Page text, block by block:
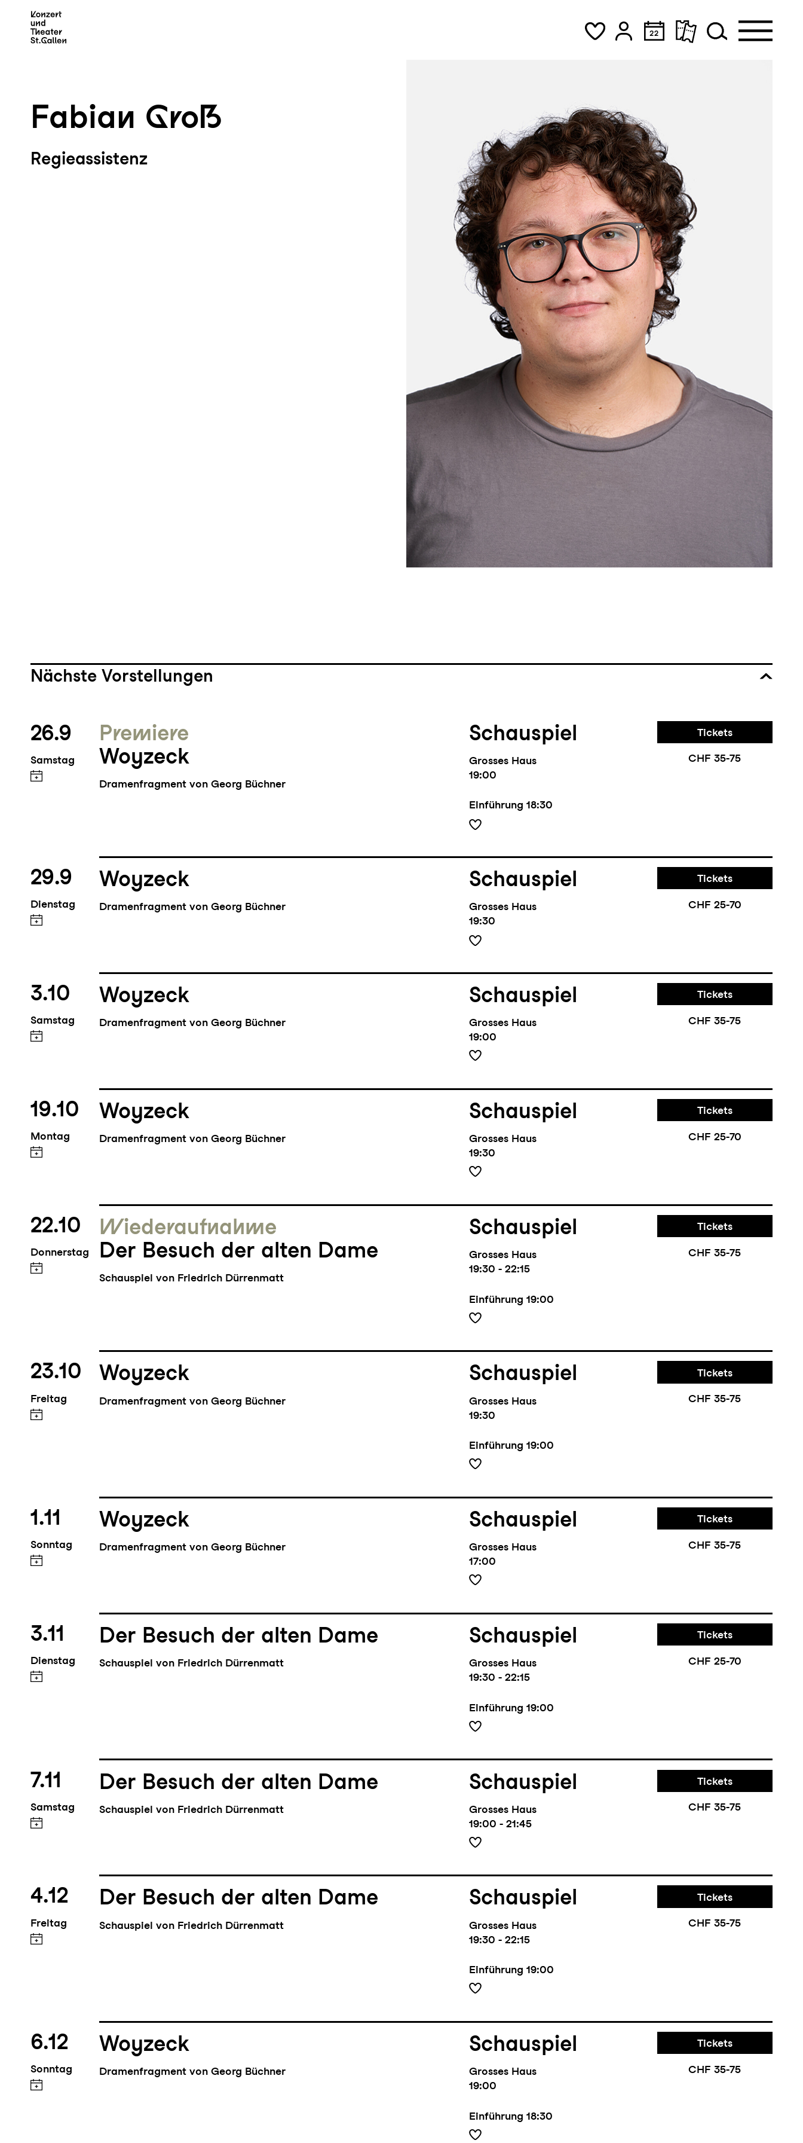
Fabian Groß
Regieassistenz
Nächste Vorstellungen
26.9
Samstag
Premiere
Woyzeck
Dramenfragment von Georg Büchner
Schauspiel
Grosses Haus
19:00
Einführung 18:30
Tickets
CHF 35-75
29.9
Dienstag
Woyzeck
Dramenfragment von Georg Büchner
Schauspiel
Grosses Haus
19:30
Tickets
CHF 25-70
3.10
Samstag
Woyzeck
Dramenfragment von Georg Büchner
Schauspiel
Grosses Haus
19:00
Tickets
CHF 35-75
19.10
Montag
Woyzeck
Dramenfragment von Georg Büchner
Schauspiel
Grosses Haus
19:30
Tickets
CHF 25-70
22.10
Donnerstag
Wieder­aufnahme
Der Besuch der alten Dame
Schauspiel von Friedrich Dürrenmatt
Schauspiel
Grosses Haus
19:30 - 22:15
Einführung 19:00
Tickets
CHF 35-75
23.10
Freitag
Woyzeck
Dramenfragment von Georg Büchner
Schauspiel
Grosses Haus
19:30
Einführung 19:00
Tickets
CHF 35-75
1.11
Sonntag
Woyzeck
Dramenfragment von Georg Büchner
Schauspiel
Grosses Haus
17:00
Tickets
CHF 35-75
3.11
Dienstag
Der Besuch der alten Dame
Schauspiel von Friedrich Dürrenmatt
Schauspiel
Grosses Haus
19:30 - 22:15
Einführung 19:00
Tickets
CHF 25-70
7.11
Samstag
Der Besuch der alten Dame
Schauspiel von Friedrich Dürrenmatt
Schauspiel
Grosses Haus
19:00 - 21:45
Tickets
CHF 35-75
4.12
Freitag
Der Besuch der alten Dame
Schauspiel von Friedrich Dürrenmatt
Schauspiel
Grosses Haus
19:30 - 22:15
Einführung 19:00
Tickets
CHF 35-75
6.12
Sonntag
Woyzeck
Dramenfragment von Georg Büchner
Schauspiel
Grosses Haus
19:00
Einführung 18:30
Tickets
CHF 35-75